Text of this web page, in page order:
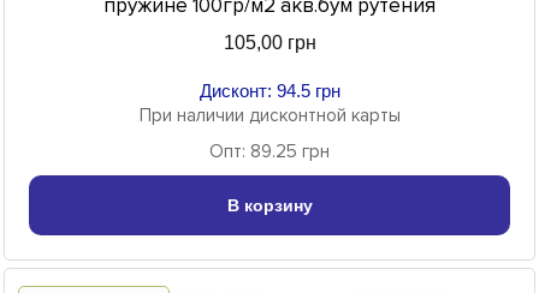
пружине 100гр/м2 акв.бум рутения
105,00 грн
Дисконт: 94.5 грн
При наличии дисконтной карты
Опт: 89.25 грн
В корзину